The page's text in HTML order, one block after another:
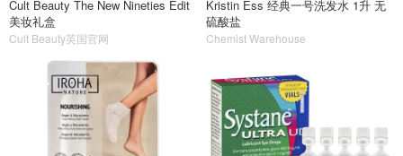
Cult Beauty The New Nineties Edit
美妆礼盒
Cult Beauty英国官网
Kristin Ess 经典一号洗发水 1升 无
硫酸盐
Chemist Warehouse